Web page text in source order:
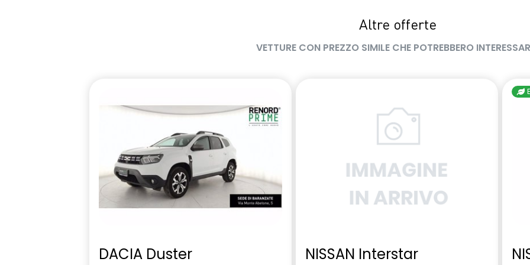
Altre offerte
VETTURE CON PREZZO SIMILE CHE POTREBBERO
DACIA Duster NISSAN Interstar